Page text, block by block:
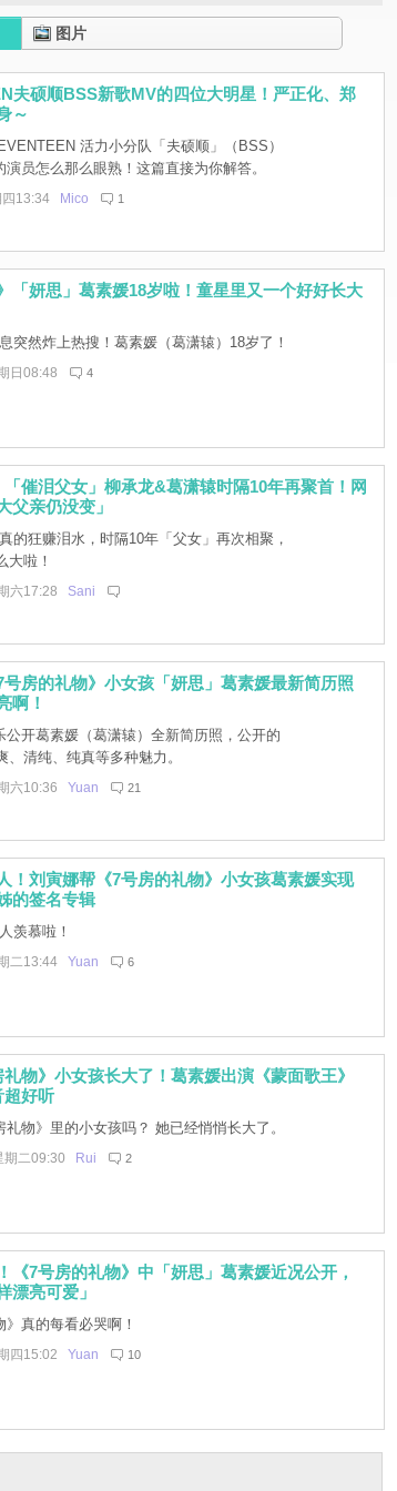
图片
夫硕顺BSS新歌MV的四位大明星！严正化、郑
～
活力小分队「夫硕顺」（BSS）
员怎么那么眼熟！这篇直接为你解答。
13:34 Mico 1
「妍思」葛素媛18岁啦！童星里又一个好好长大
突然炸上热搜！葛素媛（葛潇辕）18岁了！
日08:48 4
「催泪父女」柳承龙&葛潇辕时隔10年再聚首！网
父亲仍没变」
的狂赚泪水，时隔10年「父女」再次相聚，
大啦！
六17:28 Sani
房的礼物》小女孩「妍思」葛素媛最新简历照
啊！
开葛素媛（葛潇辕）全新简历照，公开的
、清纯、纯真等多种魅力。
六10:36 Yuan 21
！刘寅娜帮《7号房的礼物》小女孩葛素媛实现
的签名专辑
羡慕啦！
二13:44 Yuan 6
礼物》小女孩长大了！葛素媛出演《蒙面歌王》
超好听
物》里的小女孩吗？ 她已经悄悄长大了。
二09:30 Rui 2
《7号房的礼物》中「妍思」葛素媛近况公开，
漂亮可爱」
真的每看必哭啊！
四15:02 Yuan 10